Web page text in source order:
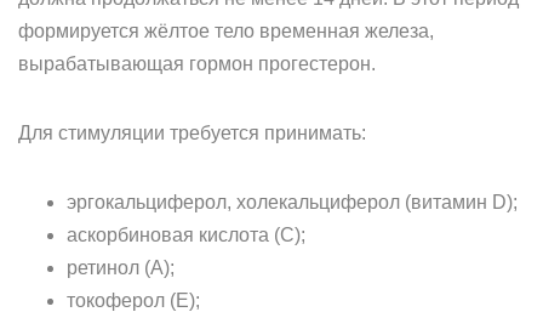
формируется жёлтое тело временная железа,
вырабатывающая гормон прогестерон.
Для стимуляции требуется принимать:
эргокальциферол, холекальциферол (витамин D);
аскорбиновая кислота (C);
ретинол (A);
токоферол (E);